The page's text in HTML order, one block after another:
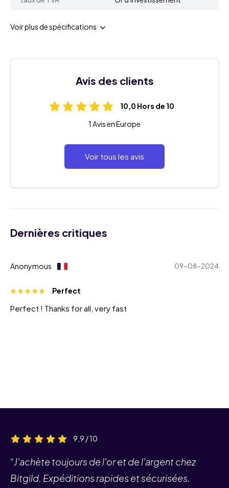
Voir plus de spécifications
Avis des clients
10,0 Hors de 10
1 Avis en Europe
Voir tous les avis
Dernières critiques
Anonymous 09-08-2024
Perfect
Perfect ! Thanks for all, very fast
9,9 / 10
“J'achète toujours de l'or et de l'argent chez
Bitgild. Expéditions rapides et sécurisées.